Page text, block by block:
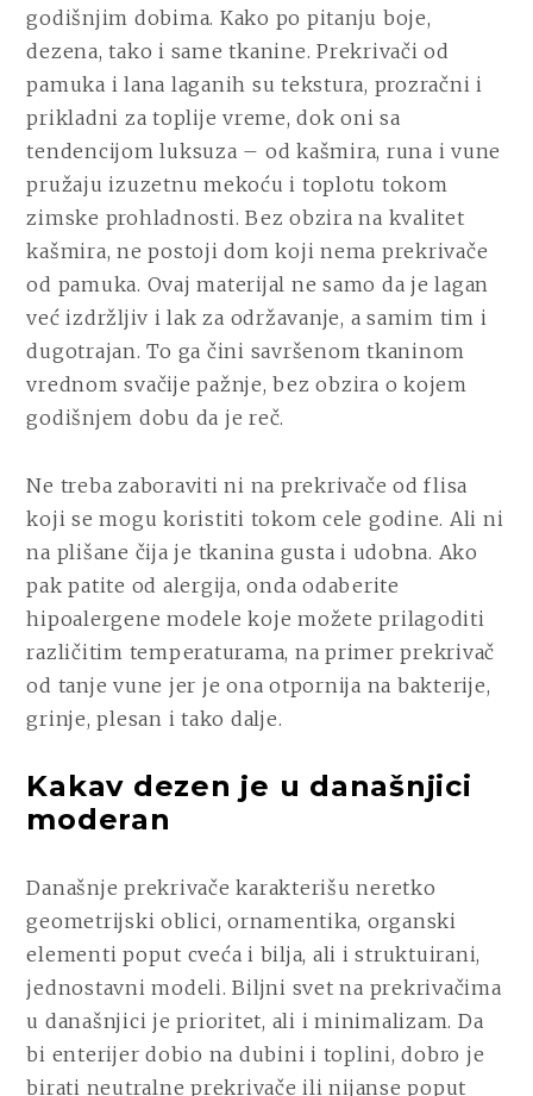
godišnjim dobima. Kako po pitanju boje,
dezena, tako i same tkanine. Prekrivači od
pamuka i lana laganih su tekstura, prozračni i
prikladni za toplije vreme, dok oni sa
tendencijom luksuza – od kašmira, runa i vune
pružaju izuzetnu mekoću i toplotu tokom
zimske prohladnosti. Bez obzira na kvalitet
kašmira, ne postoji dom koji nema prekrivače
od pamuka. Ovaj materijal ne samo da je lagan
već izdržljiv i lak za održavanje, a samim tim i
dugotrajan. To ga čini savršenom tkaninom
vrednom svačije pažnje, bez obzira o kojem
godišnjem dobu da je reč.
Ne treba zaboraviti ni na prekrivače od flisa
koji se mogu koristiti tokom cele godine. Ali ni
na plišane čija je tkanina gusta i udobna. Ako
pak patite od alergija, onda odaberite
hipoalergene modele koje možete prilagoditi
različitim temperaturama, na primer prekrivač
od tanje vune jer je ona otpornija na bakterije,
grinje, plesan i tako dalje.
Kakav dezen je u današnjici
moderan
Današnje prekrivače karakterišu neretko
geometrijski oblici, ornamentika, organski
elementi poput cveća i bilja, ali i struktuirani,
jednostavni modeli. Biljni svet na prekrivačima
u današnjici je prioritet, ali i minimalizam. Da
bi enterijer dobio na dubini i toplini, dobro je
birati neutralne prekrivače ili nijanse poput